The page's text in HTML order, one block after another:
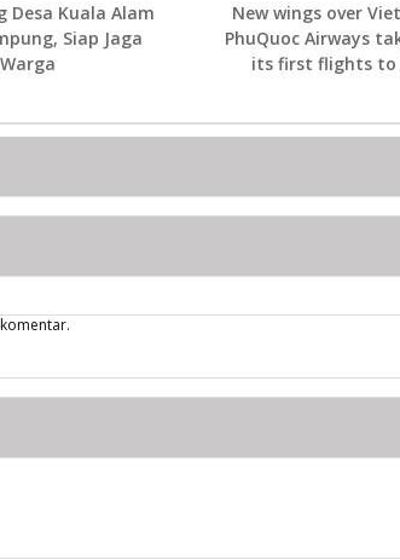
Desa Kuala Alam
Siap Jaga
New wings over
PhuQuoc Airways
its first flights to